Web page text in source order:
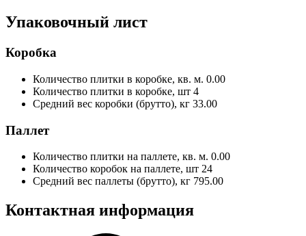
Упаковочный лист
Коробка
Количество плитки в коробке, кв. м. 0.00
Количество плитки в коробке, шт 4
Средний вес коробки (брутто), кг 33.00
Паллет
Количество плитки на паллете, кв. м. 0.00
Количество коробок на паллете, шт 24
Средний вес паллеты (брутто), кг 795.00
Контактная информация